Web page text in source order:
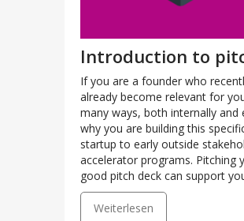
Introduction to
If you are a founder who
already become relevant for
many ways, both internally and
why you are building this
startup to early outside
accelerator programs. Pitching
good pitch deck can support
Weiterlesen